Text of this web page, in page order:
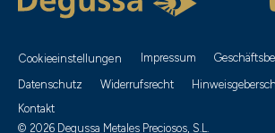
Cookieeinstellungen Impressum
Datenschutz
Widerrufsrecht
Kontakt
© 2026 Degussa Metales Preciosos, S.L.